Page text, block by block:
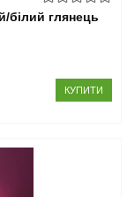
білий глянець
КУПИТИ